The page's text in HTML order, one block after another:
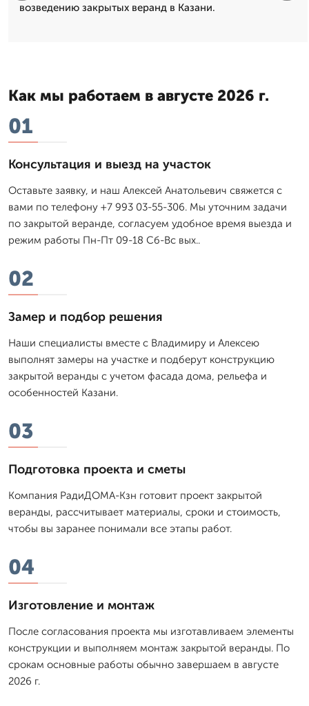
возведению закрытых веранд в Казани.
Как мы работаем в августе 2026 г.
01
Консультация и выезд на участок
Оставьте заявку, и наш Алексей Анатольевич свяжется с
вами по телефону +7 993 03-55-306. Мы уточним задачи
по закрытой веранде, согласуем удобное время выезда и
режим работы Пн-Пт 09-18 Сб-Вс вых..
02
Замер и подбор решения
Наши специалисты вместе с Владимиру и Алексею
выполнят замеры на участке и подберут конструкцию
закрытой веранды с учетом фасада дома, рельефа и
особенностей Казани.
03
Подготовка проекта и сметы
Компания РадиДОМА-Кзн готовит проект закрытой
веранды, рассчитывает материалы, сроки и стоимость,
чтобы вы заранее понимали все этапы работ.
04
Изготовление и монтаж
После согласования проекта мы изготавливаем элементы
конструкции и выполняем монтаж закрытой веранды. По
срокам основные работы обычно завершаем в августе
2026 г.